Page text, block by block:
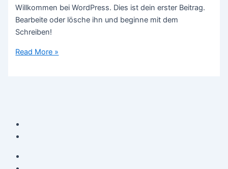
Willkommen bei WordPress. Dies ist dein erster Beitrag.
Bearbeite oder lösche ihn und beginne mit dem
Schreiben!
Read More »